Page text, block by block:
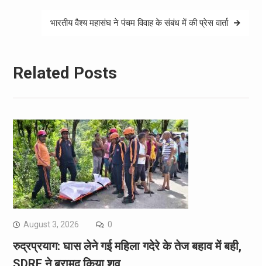
भारतीय वैश्य महासंघ ने पंचम विवाह के संबंध में की प्रेस वार्ता
Related Posts
August 3, 2026 0
रुद्रप्रयाग: घास लेने गई महिला गदेरे के तेज बहाव में बही,